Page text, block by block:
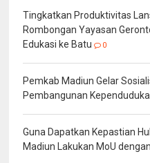
Tingkatkan Produktivitas
Rombongan Yayasan
Edukasi ke Batu
0
Pemkab Madiun Gelar
Pembangunan
Guna Dapatkan Kepastian
Madiun Lakukan MoU